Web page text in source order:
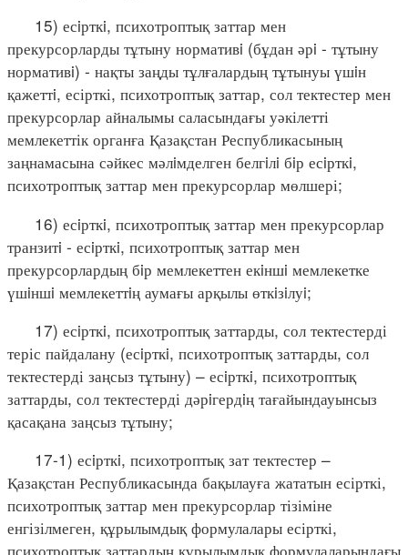
15) есiрткi, психотроптық заттар мен
прекурсорларды тұтыну нормативi (бұдан әрi - тұтыну
нормативi) - нақты заңды тұлғалардың тұтынуы үшiн
қажеттi, есірткі, психотроптық заттар, сол тектестер мен
прекурсорлар айналымы саласындағы уәкілетті
мемлекеттік органға Қазақстан Республикасының
заңнамасына сәйкес мәлiмделген белгiлi бiр есiрткi,
психотроптық заттар мен прекурсорлар мөлшері;
16) есiрткi, психотроптық заттар мен прекурсорлар
транзитi - есiрткi, психотроптық заттар мен
прекурсорлардың бiр мемлекеттен екiншi мемлекетке
үшiншi мемлекеттiң аумағы арқылы өткiзiлуi;
17) есiрткi, психотроптық заттарды, сол тектестерді
теріс пайдалану (есiрткi, психотроптық заттарды, сол
тектестерді заңсыз тұтыну) – есiрткi, психотроптық
заттарды, сол тектестерді дәрiгердiң тағайындауынсыз
қасақана заңсыз тұтыну;
17-1) есiрткi, психотроптық зат тектестер –
Қазақстан Республикасында бақылауға жататын есірткі,
психотроптық заттар мен прекурсорлар тізіміне
енгізілмеген, құрылымдық формулалары есірткі,
психотроптық заттардың құрылымдық формулаларындағы